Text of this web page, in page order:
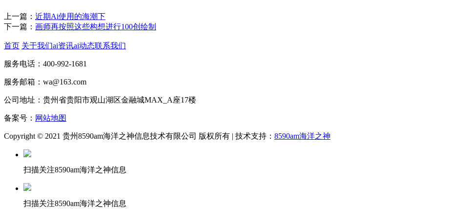
上一篇： 近期Ai使用的海潮下
下一篇： 画师再按照这些构想进行100创绘制
首页 关于我们ai资讯ai动态联系我们
服务电话：400-992-1681
服务邮箱：wa@163.com
公司地址：贵州省贵阳市观山湖区金融城MAX_A座17楼
备案号： 网站地图
Copyright © 2021 贵州8590am海洋之神信息技术有限公司 版权所有 | 技术支持： 8590am海洋之神
扫描关注8590am海洋之神信息
扫描关注8590am海洋之神信息